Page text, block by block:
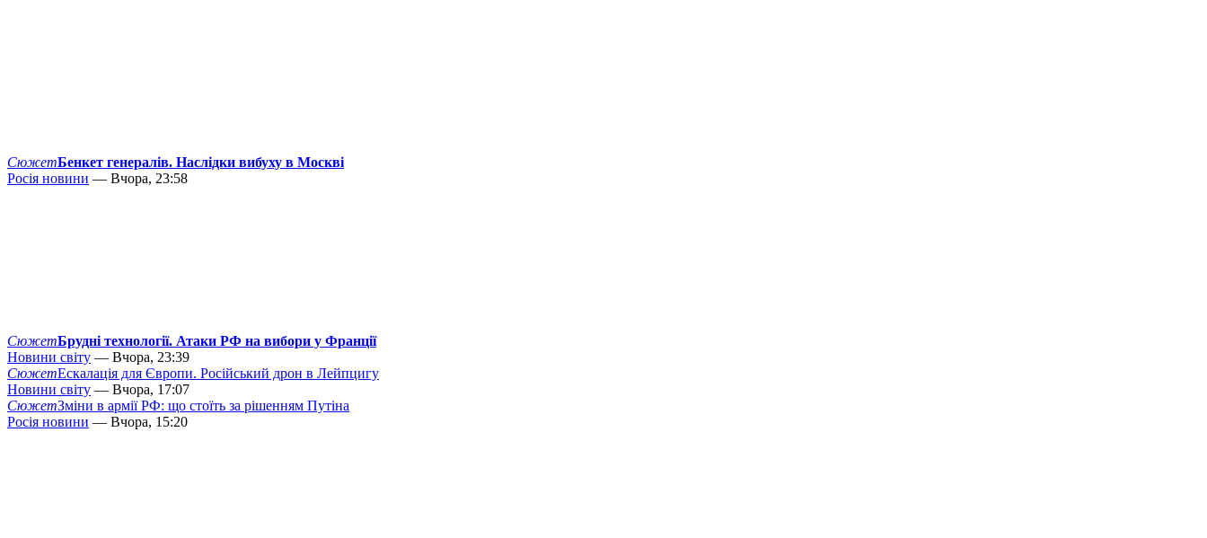
СюжетБенкет генералів. Наслідки вибуху в Москві
Росія новини — Вчора, 23:58
СюжетБрудні технології. Атаки РФ на вибори у Франції
Новини світу — Вчора, 23:39
СюжетЕскалація для Європи. Російський дрон в Лейпцигу
Новини світу — Вчора, 17:07
СюжетЗміни в армії РФ: що стоїть за рішенням Путіна
Росія новини — Вчора, 15:20